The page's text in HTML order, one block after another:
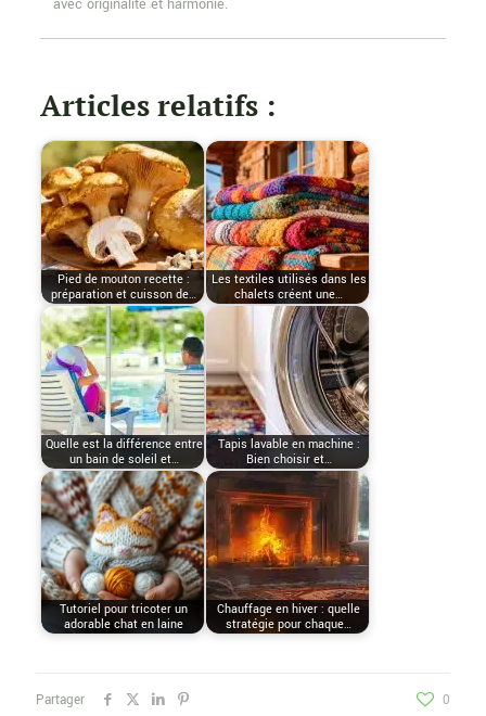
avec originalité et harmonie.
Articles relatifs :
Pied de mouton recette :
préparation et cuisson de…
Les textiles utilisés dans les
chalets créent une…
Quelle est la différence entre
un bain de soleil et…
Tapis lavable en machine :
Bien choisir et…
Tutoriel pour tricoter un
adorable chat en laine
Chauffage en hiver : quelle
stratégie pour chaque…
Partager 0